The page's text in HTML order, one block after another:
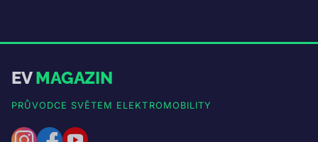
EVMAGAZIN
PRŮVODCE SVĚTEM ELEKTROMOBILITY